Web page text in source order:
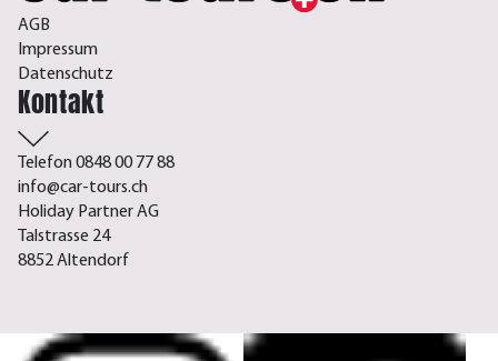
AGB
Impressum
Datenschutz
Kontakt
Telefon 0848 00 77 88
info@car-tours.ch
Holiday Partner AG
Talstrasse 24
8852 Altendorf